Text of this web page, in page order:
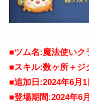
■ツム名:魔法使いク
■スキル:数ヶ所＋ジ
■追加日:2024年6月1
■登場期間:2024年6